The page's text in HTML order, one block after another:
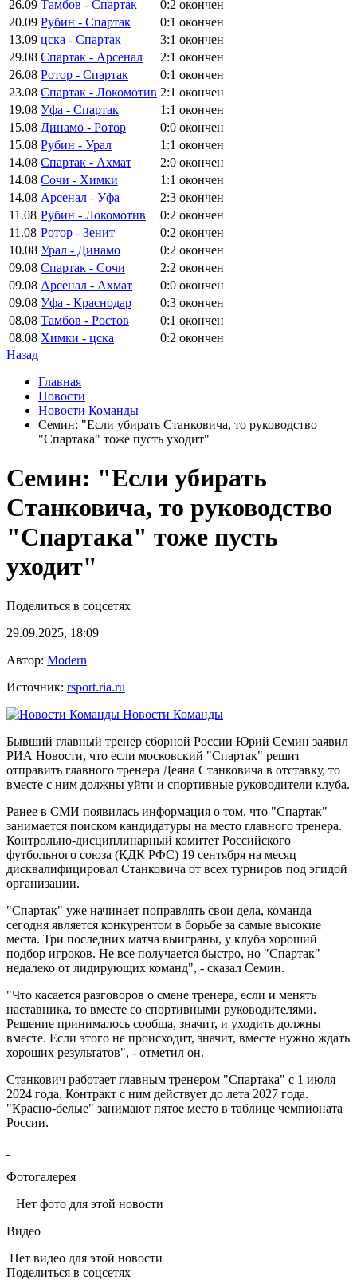
26.09 Тамбов - Спартак 0:2 окончен
20.09 Рубин - Спартак 0:1 окончен
13.09 цска - Спартак 3:1 окончен
29.08 Спартак - Арсенал 2:1 окончен
26.08 Ротор - Спартак 0:1 окончен
23.08 Спартак - Локомотив 2:1 окончен
19.08 Уфа - Спартак 1:1 окончен
15.08 Динамо - Ротор 0:0 окончен
15.08 Рубин - Урал 1:1 окончен
14.08 Спартак - Ахмат 2:0 окончен
14.08 Сочи - Химки 1:1 окончен
14.08 Арсенал - Уфа 2:3 окончен
11.08 Рубин - Локомотив 0:2 окончен
11.08 Ротор - Зенит 0:2 окончен
10.08 Урал - Динамо 0:2 окончен
09.08 Спартак - Сочи 2:2 окончен
09.08 Арсенал - Ахмат 0:0 окончен
09.08 Уфа - Краснодар 0:3 окончен
08.08 Тамбов - Ростов 0:1 окончен
08.08 Химки - цска 0:2 окончен
Назад
Главная
Новости
Новости Команды
Семин: "Если убирать Станковича, то руководство
"Спартака" тоже пусть уходит"
Семин: "Если убирать
Станковича, то руководство
"Спартака" тоже пусть
уходит"
Поделиться в соцсетях
29.09.2025, 18:09
Автор: Modern
Источник: rsport.ria.ru
Новости Команды
Бывший главный тренер сборной России Юрий Семин заявил
РИА Новости, что если московский "Спартак" решит
отправить главного тренера Деяна Станковича в отставку, то
вместе с ним должны уйти и спортивные руководители клуба.
Ранее в СМИ появилась информация о том, что "Спартак"
занимается поиском кандидатуры на место главного тренера.
Контрольно-дисциплинарный комитет Российского
футбольного союза (КДК РФС) 19 сентября на месяц
дисквалифицировал Станковича от всех турниров под эгидой
организации.
"Спартак" уже начинает поправлять свои дела, команда
сегодня является конкурентом в борьбе за самые высокие
места. Три последних матча выиграны, у клуба хороший
подбор игроков. Не все получается быстро, но "Спартак"
недалеко от лидирующих команд", - сказал Семин.
"Что касается разговоров о смене тренера, если и менять
наставника, то вместе со спортивными руководителями.
Решение принималось сообща, значит, и уходить должны
вместе. Если этого не происходит, значит, вместе нужно ждать
хороших результатов", - отметил он.
Станкович работает главным тренером "Спартака" с 1 июля
2024 года. Контракт с ним действует до лета 2027 года.
"Красно-белые" занимают пятое место в таблице чемпионата
России.
Фотогалерея
Нет фото для этой новости
Видео
Нет видео для этой новости
Поделиться в соцсетях